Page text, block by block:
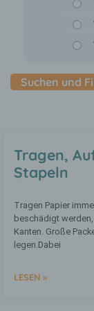
Tragen,
Stapeln
Tragen Papier
beschädigt
Kanten. Große
legen.Dabei
LESEN »
Erlass der
GVO)
möchten
a)